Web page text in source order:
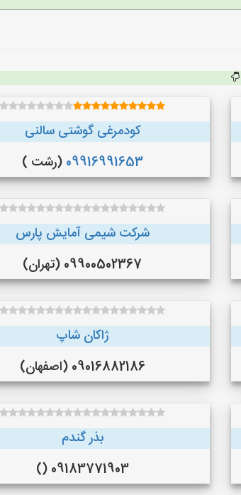
کودمرغی گوشتی سالنی
09916991653 (رشت )
شرکت شیمی آمایش پارس
09900502367 (تهران)
ژاکان شاپ
09016882186 (اصفهان)
بذر گندم
09183771903 ()